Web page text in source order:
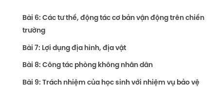
Bài 6: Các tư thế, động tác cơ bản vận động trên chiến
trường
Bài 7: Lợi dụng địa hình, địa vật
Bài 8: Công tác phòng không nhân dân
Bài 9: Trách nhiệm của học sinh với nhiệm vụ bảo vệ